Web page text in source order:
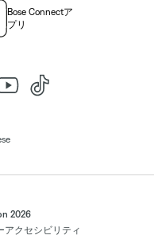
Bose Connectア
プリ
2026
アクセシビリティ